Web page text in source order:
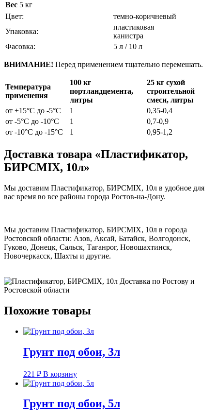
Вес 5 кг
Цвет:
темно-коричневый
Упаковка:
пластиковая
канистра
Фасовка:
5 л / 10 л
ВНИМАНИЕ! Перед применением тщательно перемешать.
Температура
применения
100 кг
портландцемента,
литры
25 кг сухой
строительной
смеси, литры
от +15°С до -5°С
1
0,35-0,4
от -5°С до -10°С
1
0,7-0,9
от -10°С до -15°С
1 0,95-1,2
Доставка товара «Пластификатор,
БИРСMIX, 10л»
Мы доставим Пластификатор, БИРСMIX, 10л в удобное для
вас время во все районы города Ростов-на-Дону.
Мы доставим Пластификатор, БИРСMIX, 10л в города
Ростовской области: Азов, Аксай, Батайск, Волгодонск,
Гуково, Донецк, Сальск, Таганрог, Новошахтинск,
Новочеркасск, Шахты и другие.
Похожие товары
Грунт под обои, 3л
221 ₽ В корзину
Грунт под обои, 5л